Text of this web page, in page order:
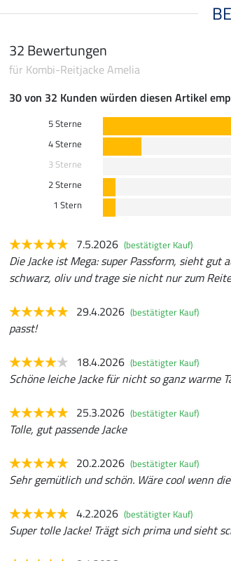
32 Bewertungen
für Kombi-Reitjacke Amelia
30 von 32 Kunden würden diesen Artikel
5 Sterne
4 Sterne
3 Sterne
2 Sterne
1 Stern
7.5.2026 (bestätigter Kauf)
Die Jacke ist Mega: super Passform, sieht gut
schwarz, oliv und trage sie nicht nur zum
29.4.2026 (bestätigter Kauf)
passt!
18.4.2026 (bestätigter Kauf)
Schöne leiche Jacke für nicht so ganz warme
25.3.2026 (bestätigter Kauf)
Tolle, gut passende Jacke
20.2.2026 (bestätigter Kauf)
Sehr gemütlich und schön. Wäre cool wenn
4.2.2026 (bestätigter Kauf)
Super tolle Jacke! Trägt sich prima und sieht